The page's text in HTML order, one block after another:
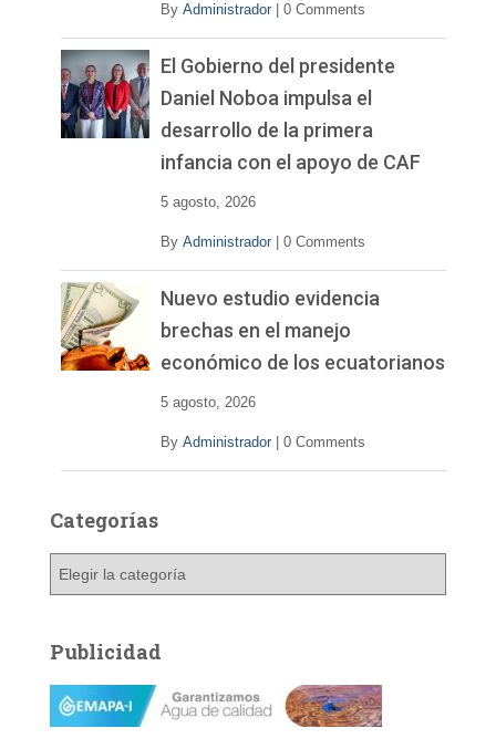
By Administrador 0 Comments
El Gobierno del presidente
Daniel Noboa impulsa el
desarrollo de la primera
infancia con el apoyo de CAF
5 agosto, 2026
By Administrador 0 Comments
Nuevo estudio evidencia
brechas en el manejo
económico de los ecuatorianos
5 agosto, 2026
By Administrador 0 Comments
Categorías
g
o
Publicidad